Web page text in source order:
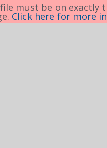
must be on exactly
Click here for more